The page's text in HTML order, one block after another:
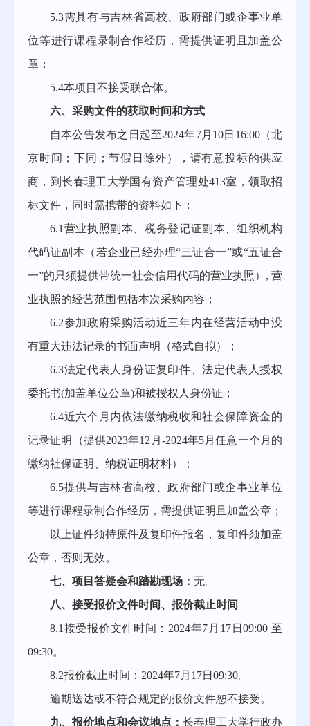
5.3需具有与吉林省高校、政府部门或企事业单
位等进行课程录制合作经历，需提供证明且加盖公
章；
5.4本项目不接受联合体。
六、采购文件的获取时间和方式
自本公告发布之日起至2024年7月 10日 16:00（北
京时间 ； 下同 ； 节假日除外），请有意投标的供应
商，到长春理工大学国有资产管理处413室，领取招
标文件，同时需携带的资料如下：
6.1营业执照副本、税务登记证副本、组织机构
代码证副本（若企业已经办理“三证合一”或“五证合
一”的只须提供带统一社会信用代码的营业执照）, 营
业执照的经营范围包括本次采购内容；
6.2参加政府采购活动近三年内在经营活动中没
有重大违法记录的书面声明（格式自拟）；
6.3法定代表人身份证复印件、法定代表人授权
委托书(加盖单位公章)和被授权人身份证；
6.4近六个月内依法缴纳税收和社会保障资金的
记录证明（提供2023年12 月 -2024年5月任意一个月的
缴纳社保证明、纳税证明材料）；
6.5提供与吉林省高校、政府部门或企事业单位
等进行课程录制合作经历，需提供证明且加盖公章；
以上证件须持原件及复印件报名，复印件须加盖
公章，否则无效。
七、项目答疑会和踏勘现场： 无。
八、接受报价文件时间、报价截止时间
8.1接受报价文件时间： 2024年7 月 17日09:00 至
09:30。
8.2报价截止时间：2024年7月 17日 09:30。
逾期送达或不符合规定的报价文件恕不接受。
九、报价地点和会议地点： 长春理工大学行政办